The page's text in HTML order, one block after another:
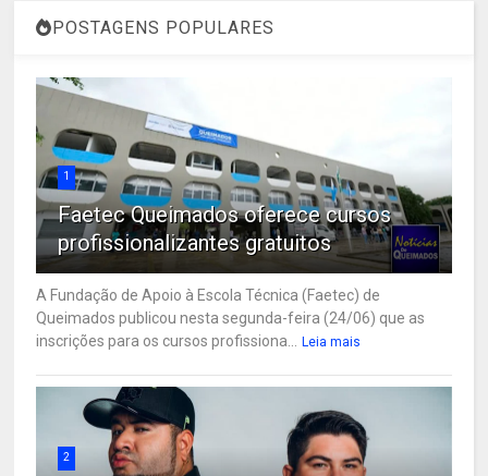
POSTAGENS POPULARES
1
Faetec Queimados oferece cursos
profissionalizantes gratuitos
A Fundação de Apoio à Escola Técnica (Faetec) de
Queimados publicou nesta segunda-feira (24/06) que as
inscrições para os cursos profissiona...
Leia mais
2